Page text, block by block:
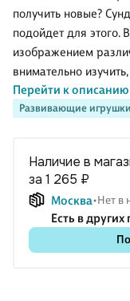
Развивающие игрушки
получить новые?
подойдет для этого.
изображением
внимательно
вопрос. Вопросы
очень разные:
родине и еще
семье, ведь играть
развивает
познание в разных
Перейти к
Наличие в
за 1 265 ₽
Москва Нет в
Есть в других